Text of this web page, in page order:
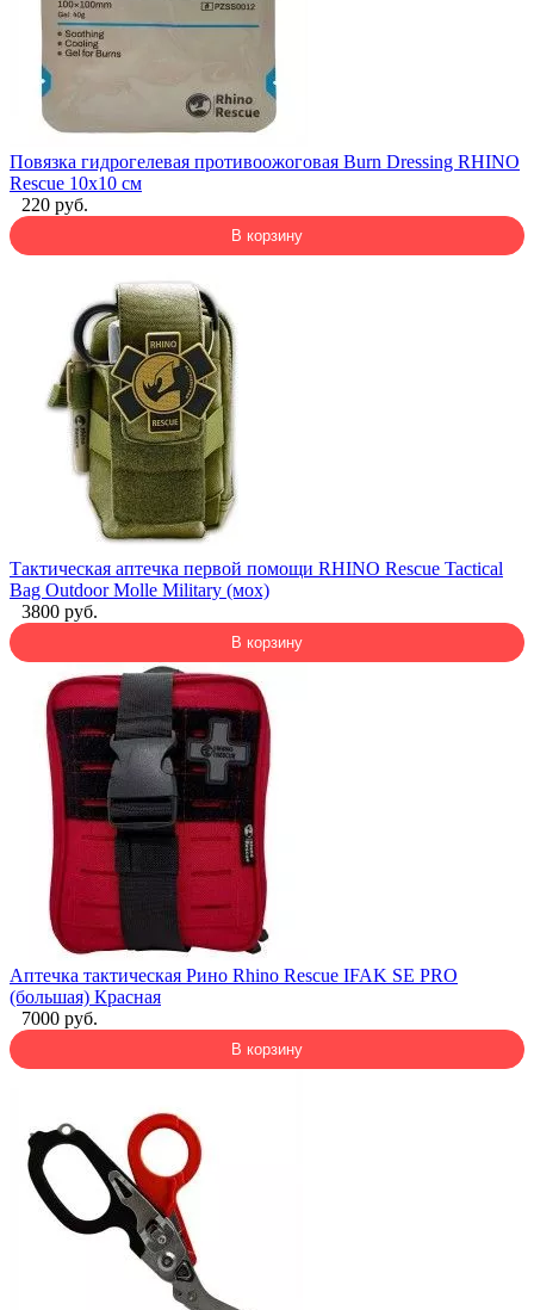
Повязка гидрогелевая противоожоговая Burn Dressing RHINO
Rescue 10х10 см
220 руб.
В корзину
Тактическая аптечка первой помощи RHINO Rescue Tactical
Bag Outdoor Molle Military (мох)
3800 руб.
В корзину
Аптечка тактическая Рино Rhino Rescue IFAK SE PRO
(большая) Красная
7000 руб.
В корзину